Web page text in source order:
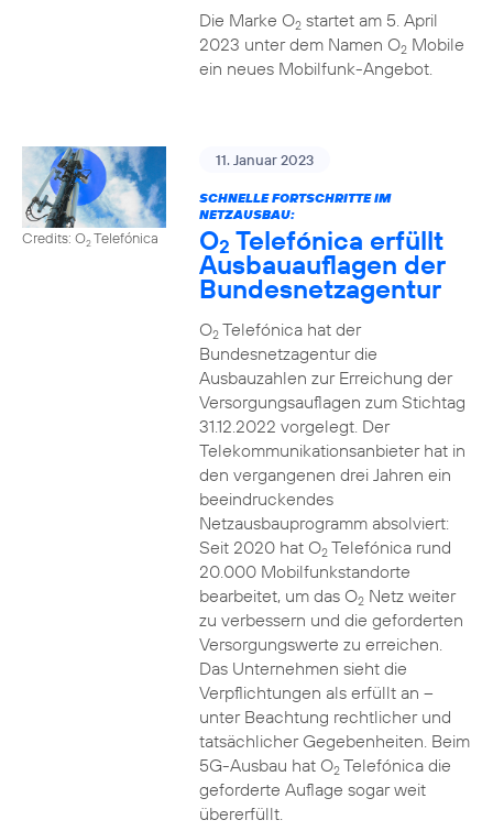
Die Marke O2startet am 5. April
2023 unter dem Namen O2Mobile
ein neues Mobilfunk-Angebot.
Credits: O2Telefónica
11. Januar 2023
SCHNELLE FORTSCHRITTE IM
NETZAUSBAU:
O2 Telefónica erfüllt
Ausbauauflagen der
Bundesnetzagentur
O2Telefónica hat der
Bundesnetzagentur die
Ausbauzahlen zur Erreichung der
Versorgungsauflagen zum Stichtag
31.12.2022 vorgelegt. Der
Telekommunikationsanbieter hat in
den vergangenen drei Jahren ein
beeindruckendes
Netzausbauprogramm absolviert:
Seit 2020 hat O2Telefónica rund
20.000 Mobilfunkstandorte
bearbeitet, um das O2Netz weiter
zu verbessern und die geforderten
Versorgungswerte zu erreichen.
Das Unternehmen sieht die
Verpflichtungen als erfüllt an –
unter Beachtung rechtlicher und
tatsächlicher Gegebenheiten. Beim
5G-Ausbau hat O2Telefónica die
geforderte Auflage sogar weit
übererfüllt.